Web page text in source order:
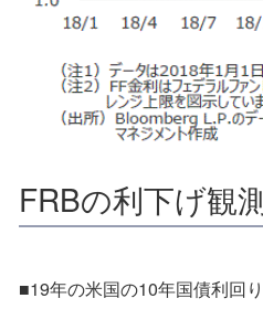
FRBの利下げ観
■19年の米国の10年国債利回